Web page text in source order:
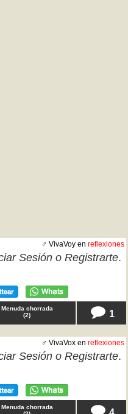
♂ VivaVoy en reflexiones
Sesión o Registrarte.
Menuda chorrada
(2) 1
♂ VivaVox en reflexiones
Sesión o Registrarte.
Menuda chorrada